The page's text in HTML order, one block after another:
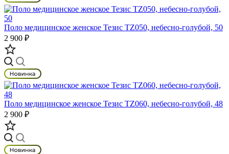
Поло медицинское женское Тезис TZ050, небесно-голубой, 50
2 900 ₽
Поло медицинское женское Тезис TZ060, небесно-голубой, 48
2 900 ₽